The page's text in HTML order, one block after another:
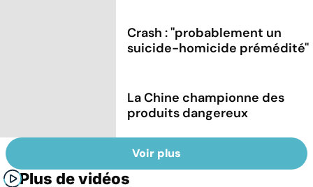
Crash : ''probablement un
suicide-homicide prémédité''
La Chine championne des
produits dangereux
Voir plus
Plus de vidéos